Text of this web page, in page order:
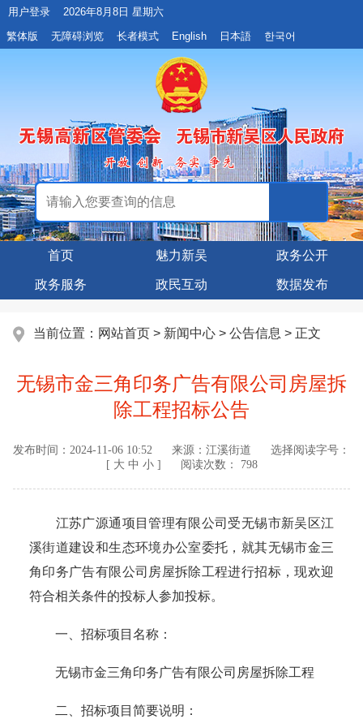
用户登录
2026年8月8日 星期六
繁体版
无障碍浏览 长者模式 English 日本語 한국어
首页 魅力新吴 政务公开
政务服务 政民互动 数据发布
当前位置： 网站首页 > 新闻中心 > 公告信息 > 正文
无锡市金三角印务广告有限公司房屋拆
除工程招标公告
发布时间： 2024-11-06 10:52 来源： 江溪街道
选择阅读字号：
[ 大 中 小] 阅读次数： 798
江苏广源通项目管理有限公司受无锡市新吴区江
溪街道建设和生态环境办公室委托，就其无锡市金三
角印务广告有限公司房屋拆除工程进行招标，现欢迎
符合相关条件的投标人参加投标。
一、招标项目名称：
无锡市金三角印务广告有限公司房屋拆除工程
二、招标项目简要说明：